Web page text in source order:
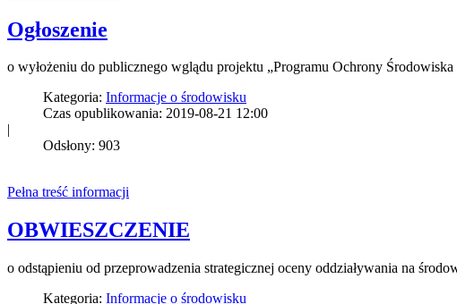
Ogłoszenie
o wyłożeniu do publicznego wglądu projektu „Programu Ochrony
Kategoria: Informacje o środowisku
Czas opublikowania: 2019-08-21 12:00
|
Odsłony: 903
Pełna treść informacji
OBWIESZCZENIE
o odstąpieniu od przeprowadzenia strategicznej oceny oddziaływania na
Kategoria: Informacje o środowisku